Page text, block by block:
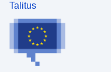
Talitus